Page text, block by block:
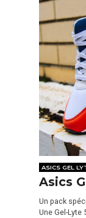
ASICS GEL
Asics
Un pack
Une Gel-Lyte